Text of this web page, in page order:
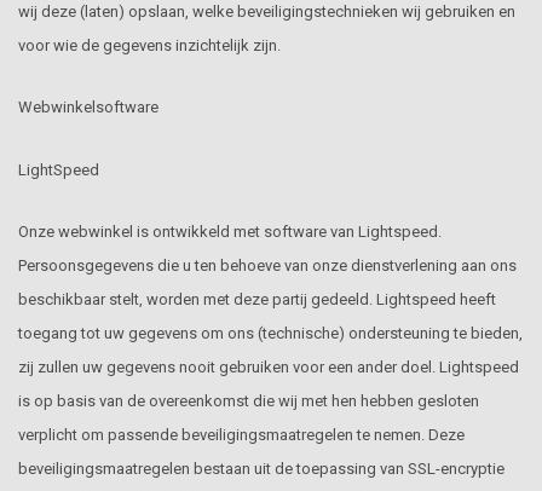
wij deze (laten) opslaan, welke beveiligingstechnieken wij gebruiken en
voor wie de gegevens inzichtelijk zijn.
Webwinkelsoftware
LightSpeed
Onze webwinkel is ontwikkeld met software van Lightspeed.
Persoonsgegevens die u ten behoeve van onze dienstverlening aan ons
beschikbaar stelt, worden met deze partij gedeeld. Lightspeed heeft
toegang tot uw gegevens om ons (technische) ondersteuning te bieden,
zij zullen uw gegevens nooit gebruiken voor een ander doel. Lightspeed
is op basis van de overeenkomst die wij met hen hebben gesloten
verplicht om passende beveiligingsmaatregelen te nemen. Deze
beveiligingsmaatregelen bestaan uit de toepassing van SSL-encryptie